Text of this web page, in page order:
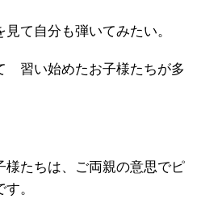
て自分も弾いてみたい。
習い始めたお子様たちが多
様たちは、ご両親の意思でピ
。